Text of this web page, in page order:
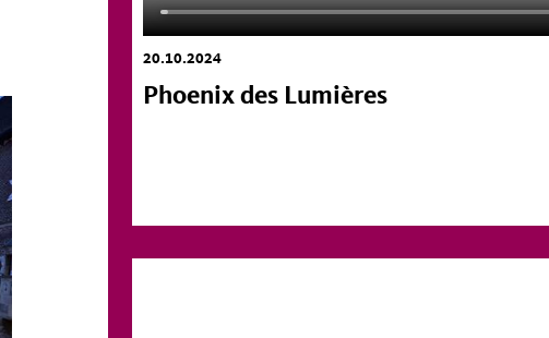
20.10.2024
Phoenix des Lumières